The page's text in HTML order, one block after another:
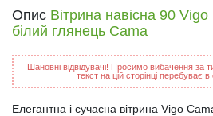
Опис Вітрина навісна 90
білий глянець Cama
Шановні відвідувачі! Просимо вибачення за
текст на цій сторінці перебуває в
Елегантна і сучасна вітрина Vigo